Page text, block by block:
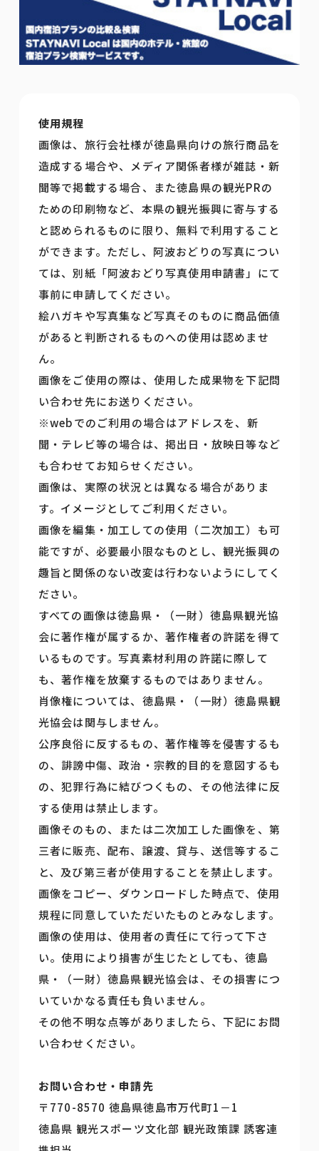
使用規程
画像は、旅行会社様が徳島県向けの旅行商品を
造成する場合や、メディア関係者様が雑誌・新
聞等で掲載する場合、また徳島県の観光PRの
ための印刷物など、本県の観光振興に寄与する
と認められるものに限り、無料で利用すること
ができます。ただし、阿波おどりの写真につい
ては、別紙「阿波おどり写真使用申請書」にて
事前に申請してください。
絵ハガキや写真集など写真そのものに商品価値
があると判断されるものへの使用は認めませ
ん。
画像をご使用の際は、使用した成果物を下記問
い合わせ先にお送りください。
※webでのご利用の場合はアドレスを、新
聞・テレビ等の場合は、掲出日・放映日等など
も合わせてお知らせください。
画像は、実際の状況とは異なる場合がありま
す。イメージとしてご利用ください。
画像を編集・加工しての使用（二次加工）も可
能ですが、必要最小限なものとし、観光振興の
趣旨と関係のない改変は行わないようにしてく
ださい。
すべての画像は徳島県・（一財）徳島県観光協
会に著作権が属するか、著作権者の許諾を得て
いるものです。写真素材利用の許諾に際して
も、著作権を放棄するものではありません。
肖像権については、徳島県・（一財）徳島県観
光協会は関与しません。
公序良俗に反するもの、著作権等を侵害するも
の、誹謗中傷、政治・宗教的目的を意図するも
の、犯罪行為に結びつくもの、その他法律に反
する使用は禁止します。
画像そのもの、または二次加工した画像を、第
三者に販売、配布、譲渡、貸与、送信等するこ
と、及び第三者が使用することを禁止します。
画像をコピー、ダウンロードした時点で、使用
規程に同意していただいたものとみなします。
画像の使用は、使用者の責任にて行って下さ
い。使用により損害が生じたとしても、徳島
県・（一財）徳島県観光協会は、その損害につ
いていかなる責任も負いません。
その他不明な点等がありましたら、下記にお問
い合わせください。
お問い合わせ・申請先
〒770-8570 徳島県徳島市万代町1－1
徳島県 観光スポーツ文化部 観光政策課 誘客連